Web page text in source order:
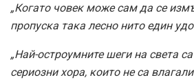
„Когато човек може сам да се
пропуска така лесно нито един
„Най-остроумните шеги на света
сериозни хора, които не са